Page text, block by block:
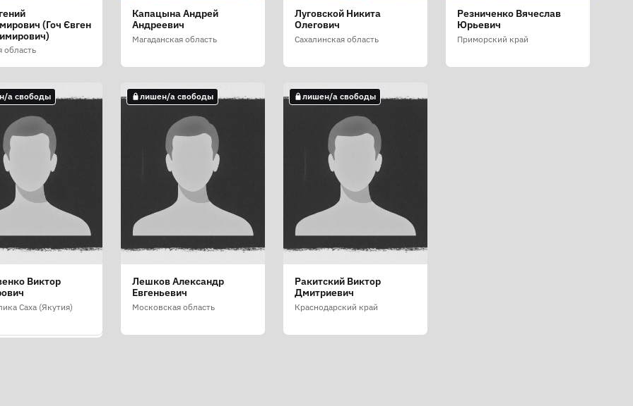
(Гоч Євген
область
Капацына Андрей
Андреевич
Магаданская область
Луговской Никита
Олегович
Сахалинская область
Резниченко Вячеслав
Юрьевич
Приморский край
а свободы
Александр
(Гладченко
Олегович)
а свободы
Виктор
Саха (Якутия)
лишен/а свободы
Лешков Александр
Евгеньевич
Московская область
лишен/а свободы
Ракитский Виктор
Дмитриевич
Краснодарский край